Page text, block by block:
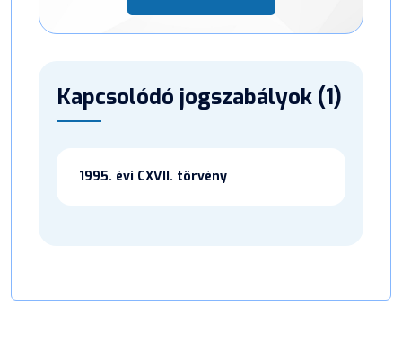
Kapcsolódó jogszabályok (1)
1995. évi CXVII. törvény